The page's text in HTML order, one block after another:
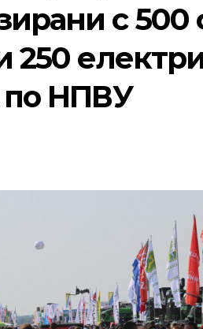
с 500
250
по НПВУ